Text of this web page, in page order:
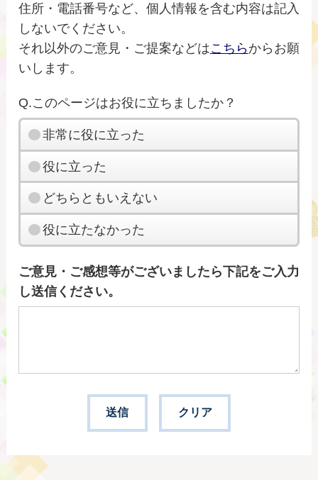
住所・電話番号など、個人情報を含む内容は記入
しないでください。
それ以外のご意見・ご提案などはこちらからお願
いします。
Q.このページはお役に立ちましたか？
非常に役に立った
役に立った
どちらともいえない
役に立たなかった
ご意見・ご感想等がございましたら下記をご入力
し送信ください。